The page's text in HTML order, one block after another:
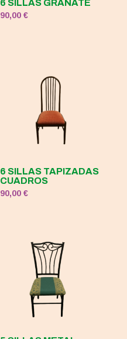
6 SILLAS GRANATE
90,00€
6 SILLAS TAPIZADAS
CUADROS
90,00€